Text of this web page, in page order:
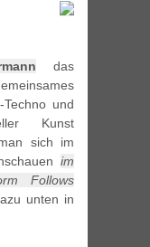
das
und
Kunst
sich im
im
Follows
unten in